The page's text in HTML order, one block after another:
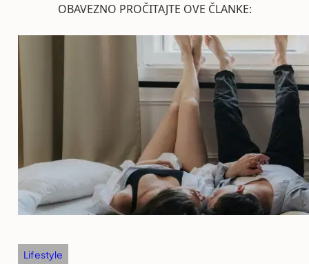
OBAVEZNO PROČITAJTE OVE ČLANKE:
Lifestyle